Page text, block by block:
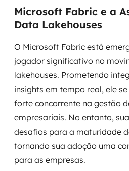
DevSecOps
MSS
Consultoria de segurança
Simulação de Phishing
Segurança de aplicações e
Microsoft Fabric e a
Data Lakehouses
O Microsoft Fabric está
jogador significativo no
lakehouses. Prometendo
insights em tempo real, ele
forte concorrente na gestão
empresariais. No entanto,
desafios para a maturidade
tornando sua adoção uma
para as empresas.